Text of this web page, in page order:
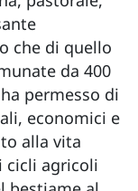
che di quello
da 400
permesso di
economici e
alla vita
cicli agricoli